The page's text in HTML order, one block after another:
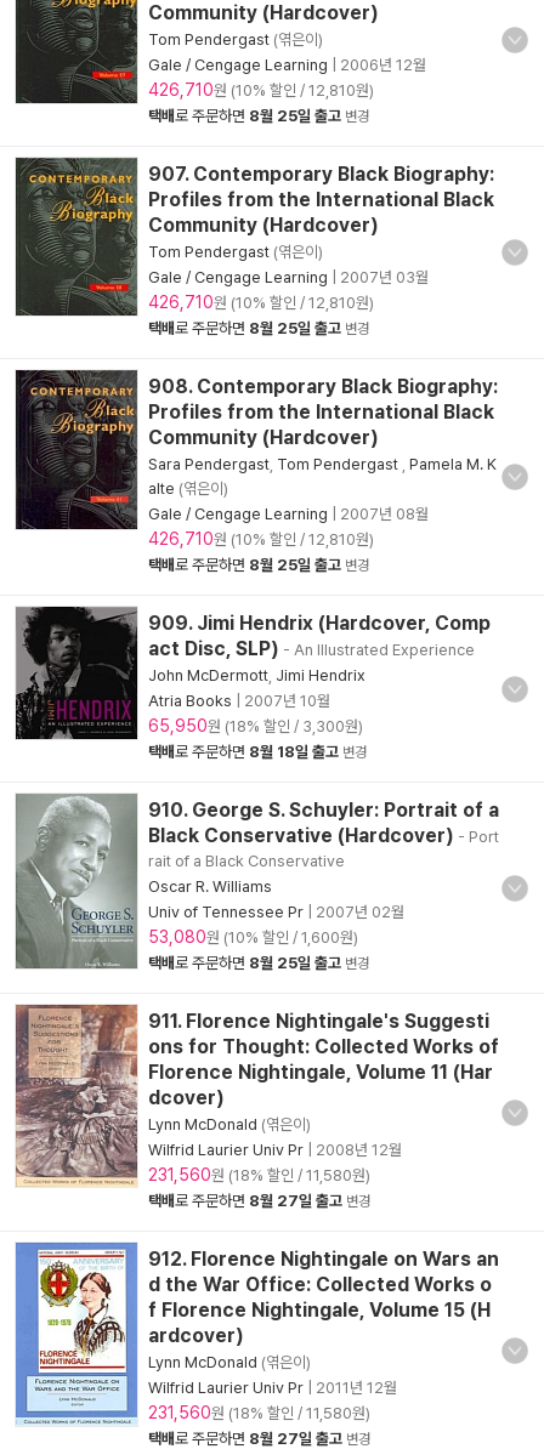
Community (Hardcover)
Tom Pendergast (엮은이)
Gale / Cengage Learning
2006년 12월
426,710원 (10% 할인 / 12,810원)
택배로 주문하면 8월 25일 출고 변경
907. Contemporary Black Biography:
Profiles from the International Black
Community (Hardcover)
Tom Pendergast (엮은이)
Gale / Cengage Learning
2007년 03월
426,710원 (10% 할인 / 12,810원)
택배로 주문하면 8월 25일 출고 변경
908. Contemporary Black Biography:
Profiles from the International Black
Community (Hardcover)
Sara Pendergast Tom Pendergast Pamela M. K
alte (엮은이)
Gale / Cengage Learning
2007년 08월
426,710원 (10% 할인 / 12,810원)
택배로 주문하면 8월 25일 출고 변경
909. Jimi Hendrix (Hardcover, Comp
act Disc, SLP) - An Illustrated Experience
John McDermott Jimi Hendrix
Atria Books
2007년 10월
65,950원 (18% 할인 / 3,300원)
택배로 주문하면 8월 18일 출고 변경
910. George S. Schuyler: Portrait of a
Black Conservative (Hardcover) - Port
rait of a Black Conservative
Oscar R. Williams
Univ of Tennessee Pr
2007년 02월
53,080원 (10% 할인 / 1,600원)
택배로 주문하면 8월 25일 출고 변경
911. Florence Nightingale's Suggesti
ons for Thought: Collected Works of
Florence Nightingale, Volume 11 (Har
dcover)
Lynn McDonald (엮은이)
Wilfrid Laurier Univ Pr
2008년 12월
231,560원 (18% 할인 / 11,580원)
택배로 주문하면 8월 27일 출고 변경
912. Florence Nightingale on Wars an
d the War Office: Collected Works o
f Florence Nightingale, Volume 15 (H
ardcover)
Lynn McDonald (엮은이)
Wilfrid Laurier Univ Pr
2011년 12월
231,560원 (18% 할인 / 11,580원)
택배로 주문하면 8월 27일 출고 변경